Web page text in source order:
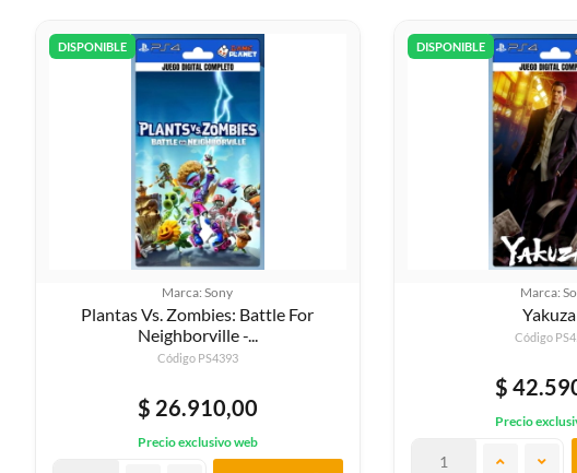
DISPONIBLE
Yakuza 0
Código PS4551
Precio exclusivo web
COMPRAR
DISPONIBLE